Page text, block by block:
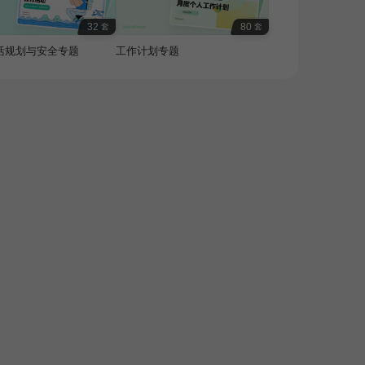
32 套
规划与安全专题
80 套
工作计划专题